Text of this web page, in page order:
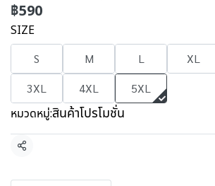
฿590
SIZE
S M L XL
3XL
4XL 5XL
หมวดหมู่:สินค้าโปรโมชั่น
แชร์